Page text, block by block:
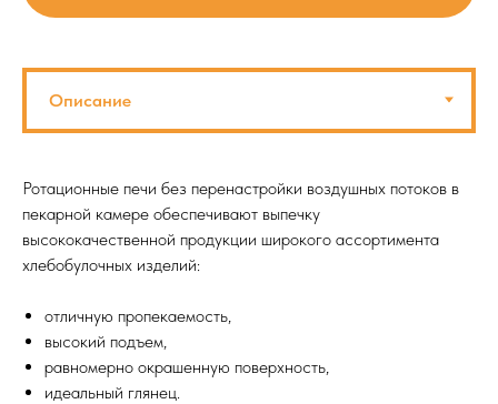
Ротационные печи без перенастройки воздушных потоков в
пекарной камере обеспечивают выпечку
высококачественной продукции широкого ассортимента
хлебобулочных изделий:
отличную пропекаемость,
высокий подъем,
равномерно окрашенную поверхность,
идеальный глянец.